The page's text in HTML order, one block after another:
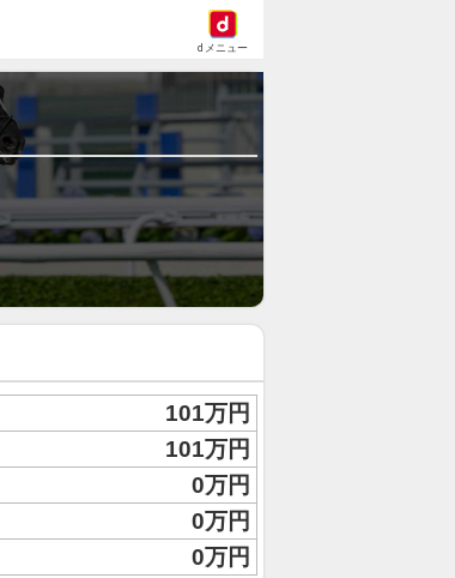
dメニュー
101万円
101万円
0万円
0万円
0万円